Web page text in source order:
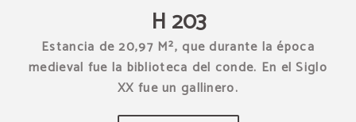
H 203
Estancia de 20,97 M², que durante la época
medieval fue la biblioteca del conde. En el Siglo
XX fue un gallinero.